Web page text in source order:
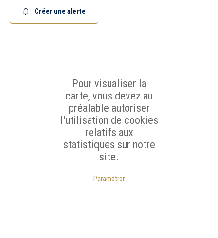
Créer une alerte
Pour visualiser la
carte, vous devez au
préalable autoriser
l'utilisation de cookies
relatifs aux
statistiques sur notre
site.
Paramétrer